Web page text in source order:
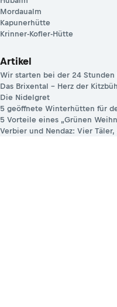
Mordaualm
Kapunerhütte
Krinner-Kofler-Hütte
Artikel
Wir starten bei der 24 Stunden
Das Brixental – Herz der
Die Nidelgret
5 geöffnete Winterhütten für
5 Vorteile eines „Grünen
Verbier und Nendaz: Vier Täler,